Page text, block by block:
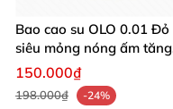
Bao cao su OLO 0.01 Đỏ
siêu mỏng nóng ấm tăng
khoái cảm hộp 10
150.000₫
198.000₫
-24%